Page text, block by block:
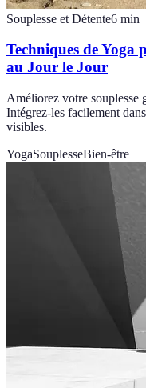
Souplesse et Détente6 min
Techniques de Yoga
au Jour le Jour
Améliorez votre souplesse
Intégrez-les facilement
visibles.
YogaSouplesseBien-être